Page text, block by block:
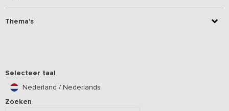
Thema's
Selecteer taal
Nederland / Nederlands
Zoeken